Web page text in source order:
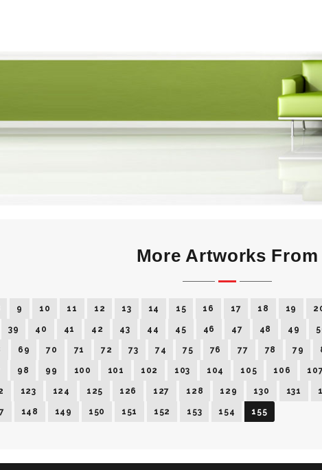
More Artworks From
9 10 11 12 13 14 15 16 17 18 19
39 40 41 42 43 44 45 46 47 48 49
69 70 71 72 73 74 75 76 77 78 79
98 99 100 101 102 103 104 105 106
123 124 125 126 127 128 129 130 131
148 149 150 151 152 153 154 155